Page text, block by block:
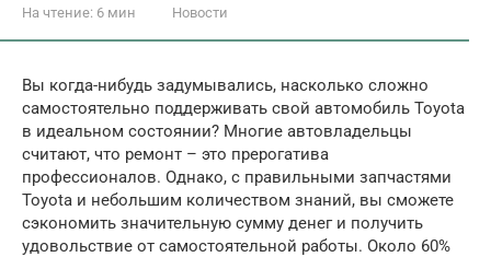
На чтение: 6 мин Новости
Вы когда-нибудь задумывались, насколько сложно
самостоятельно поддерживать свой автомобиль Toyota
в идеальном состоянии? Многие автовладельцы
считают, что ремонт – это прерогатива
профессионалов. Однако, с правильными запчастями
Toyota и небольшим количеством знаний, вы сможете
сэкономить значительную сумму денег и получить
удовольствие от самостоятельной работы. Около 60%